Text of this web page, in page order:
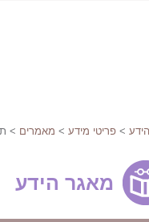
> פריטי מידע > מאמרים >
מאגר הידע